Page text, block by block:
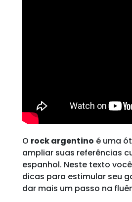
O rock argentino é uma
ampliar suas referências
espanhol. Neste texto
dicas para estimular seu
dar mais um passo na